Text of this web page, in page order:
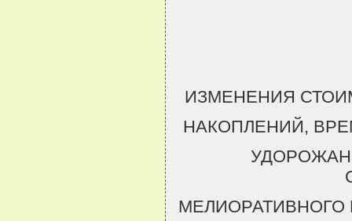
ИЗМЕНЕНИЯ
НАКОПЛЕНИЙ,
МЕЛИОРАТИВНОГО